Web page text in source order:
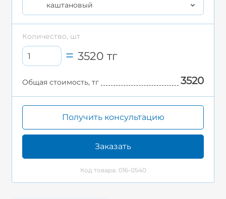
каштановый
Количество, шт
3520тг
Общая стоимость, тг 3520
Получить консультацию
Заказать
Код товара: 016-0540